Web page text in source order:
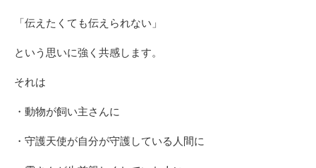
「伝えたくても伝えられない」
という思いに強く共感します。
それは
・動物が飼い主さんに
・守護天使が自分が守護している人間に